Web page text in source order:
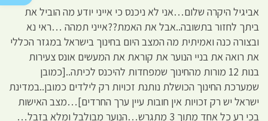
אביגיל היקרה שלום…אני לא ניכנס כי אייני יודע מה הוביל את
ביתך לחזור בתשובה..אבל את האמת??אייני תמהה …ראי נא
ובצורה כנה ואמיתית מה המצב היום בחינוך בישראל במגזר הכללי
את רואה את בניי הנוער את קוראת את המעשים אונס צעירות
בנות 12 מורות מהחינוך שמפחדות להיכנס לכיתה..[כמובן
שמערכת החינוך הכושלת נותנת זכויות רק לילדים כמובן..במדינת
ישראל יש רק זכויות אין חובות עיין ערך החרדים]…מצב האישות
בכי רע כל אחד מתוך 3 מתגרש…הנוער מבולבל ומלא בזבל…